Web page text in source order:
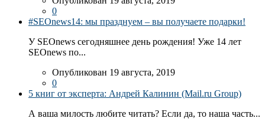
0
#SEOnews14: мы празднуем – вы получаете подарки!
У SEOnews сегодняшнее день рождения! Уже 14 лет
SEOnews по...
Опубликован 19 августа, 2019
0
5 книг от эксперта: Андрей Калинин (Mail.ru Group)
А ваша милость любите читать? Если да, то наша часть...